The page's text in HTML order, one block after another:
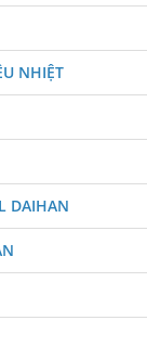
NHIỆT
DAIHAN